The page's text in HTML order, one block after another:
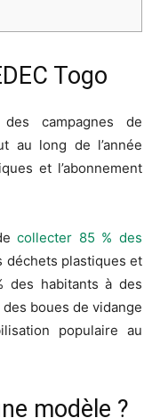
Togo
campagnes de
au long de l’année
et l’abonnement
collecter 85 % des
déchets plastiques et
des habitants à des
boues de vidange
populaire au
modèle ?